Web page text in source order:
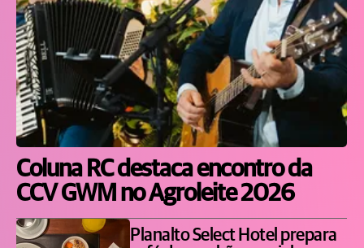
Coluna RC destaca encontro da
CCV GWM no Agroleite 2026
Planalto Select Hotel prepara